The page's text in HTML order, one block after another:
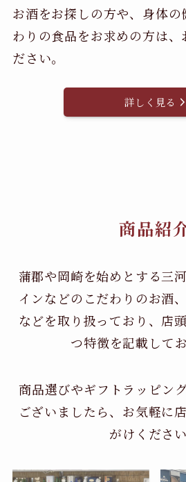
お酒をお探しの方や、身体
わりの食品をお求めの方は、
ださい。
詳しく見る
商品紹
蒲郡や岡崎を始めとする三
インなどのこだわりのお酒、
などを取り扱っており、店
つ特徴を記載してお
商品選びやギフトラッピン
ございましたら、お気軽に
がけください